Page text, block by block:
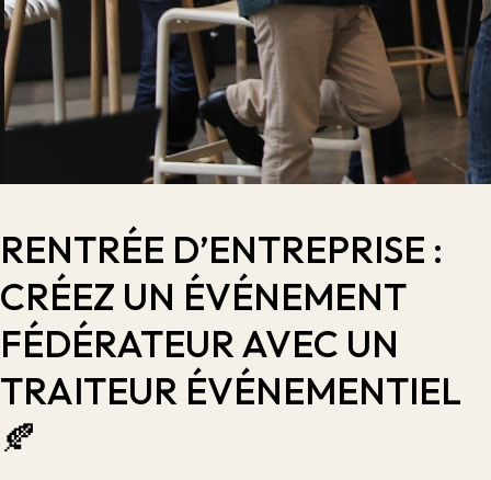
RENTRÉE D’ENTREPRISE :
CRÉEZ UN ÉVÉNEMENT
FÉDÉRATEUR AVEC UN
TRAITEUR ÉVÉNEMENTIEL
🍂